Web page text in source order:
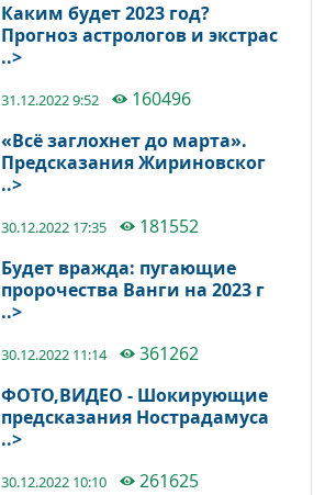
Каким будет 2023 год?
Прогноз астрологов и экстрас
..>
31.12.2022 9:52
160496
«Всё заглохнет до марта».
Предсказания Жириновског
..>
30.12.2022 17:35
181552
Будет вражда: пугающие
пророчества Ванги на 2023 г
..>
30.12.2022 11:14
361262
ФОТО,ВИДЕО - Шокирующие
предсказания Нострадамуса
..>
30.12.2022 10:10
261625